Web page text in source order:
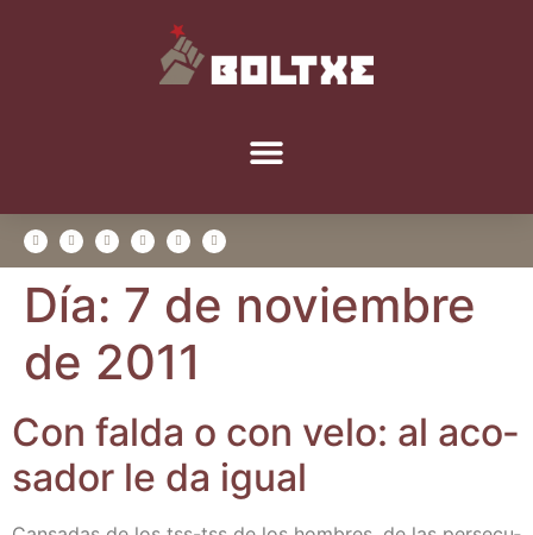
Día: 7 de noviembre
de 2011
Con fal­da o con velo: al aco­
sa­dor le da igual